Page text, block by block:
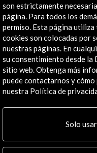
José Abascal, 4 - 4º
28003 Madrid,
Canales de
Explora
Institucional
Actividades
Multimedia
son estrictamente
página. Para todos los
permiso. Esta página
cookies son colocadas por
nuestras páginas. En
su consentimiento desde la
sitio web. Obtenga más
puede contactarnos y
nuestra Política de
Solo